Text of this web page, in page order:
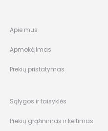
Apie mus
Apmokėjimas
Prekių pristatymas
Sąlygos ir taisyklės
Prekių grąžinimas ir keitimas